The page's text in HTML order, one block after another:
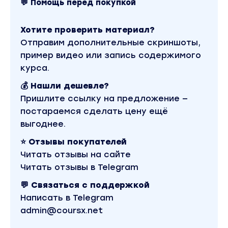
💬 Помощь перед покупкой
Хотите проверить материал?
Отправим дополнительные скриншоты,
пример видео или запись содержимого
курса.
💰 Нашли дешевле?
Пришлите ссылку на предложение —
постараемся сделать цену ещё
выгоднее.
⭐ Отзывы покупателей
Читать отзывы на сайте
Читать отзывы в Telegram
💬 Связаться с поддержкой
Написать в Telegram
admin@coursx.net